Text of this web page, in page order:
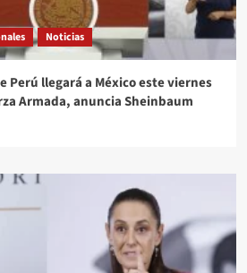
Noticias
Perú llegará a México este viernes
Armada, anuncia Sheinbaum